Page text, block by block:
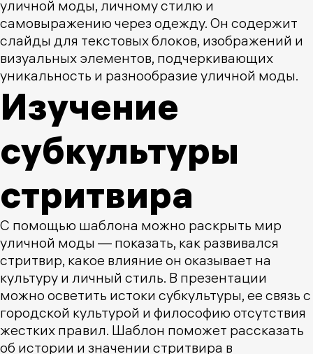
уличной моды, личному стилю и
самовыражению через одежду. Он содержит
слайды для текстовых блоков, изображений и
визуальных элементов, подчеркивающих
уникальность и разнообразие уличной моды.
Изучение
субкультуры
стритвира
С помощью шаблона можно раскрыть мир
уличной моды — показать, как развивался
стритвир, какое влияние он оказывает на
культуру и личный стиль. В презентации
можно осветить истоки субкультуры, ее связь с
городской культурой и философию отсутствия
жестких правил. Шаблон поможет рассказать
об истории и значении стритвира в